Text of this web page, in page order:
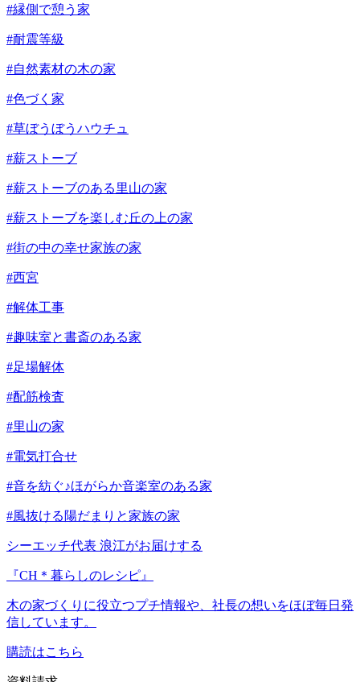
#縁側で憩う家
#耐震等級
#自然素材の木の家
#色づく家
#草ぼうぼうハウチュ
#薪ストーブ
#薪ストーブのある里山の家
#薪ストーブを楽しむ丘の上の家
#街の中の幸せ家族の家
#西宮
#解体工事
#趣味室と書斎のある家
#足場解体
#配筋検査
#里山の家
#電気打合せ
#音を紡ぐ♪ほがらか音楽室のある家
#風抜ける陽だまりと家族の家
シーエッチ代表 浪江がお届けする
『CH＊暮らしのレシピ』
木の家づくりに役立つプチ情報や、社長の想いをほぼ毎日発
信しています。
購読はこちら